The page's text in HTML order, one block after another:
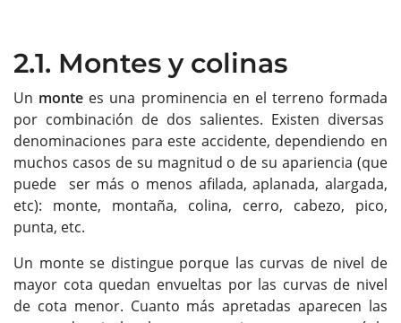
2.1. Montes y colinas
Un monte es una prominencia en el terreno formada
por combinación de dos salientes. Existen diversas
denominaciones para este accidente, dependiendo en
muchos casos de su magnitud o de su apariencia (que
puede ser más o menos afilada, aplanada, alargada,
etc): monte, montaña, colina, cerro, cabezo, pico,
punta, etc.
Un monte se distingue porque las curvas de nivel de
mayor cota quedan envueltas por las curvas de nivel
de cota menor. Cuanto más apretadas aparecen las